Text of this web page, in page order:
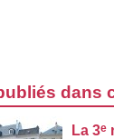
dans
La 3e